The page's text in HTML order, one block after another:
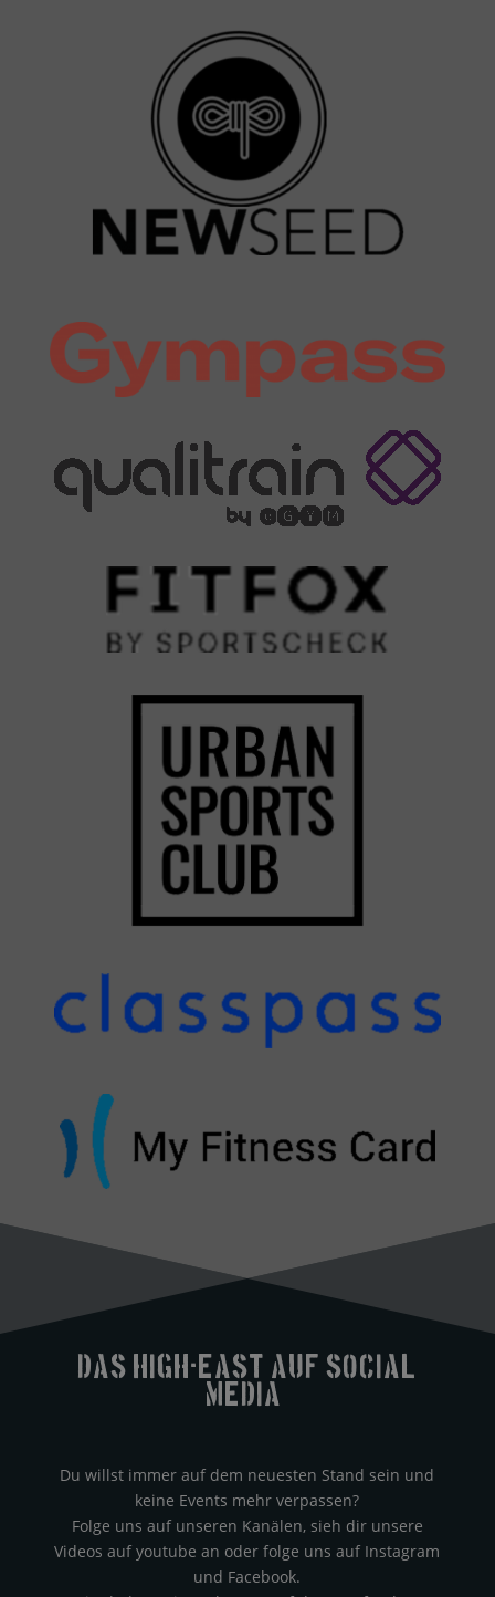
Das High-east auf Social
Media?
Du willst immer auf dem neuesten Stand sein und
keine Events mehr verpassen?
Folge uns auf unseren Kanälen, sieh dir unsere
Videos auf youtube an oder folge uns auf Instagram
und Facebook.